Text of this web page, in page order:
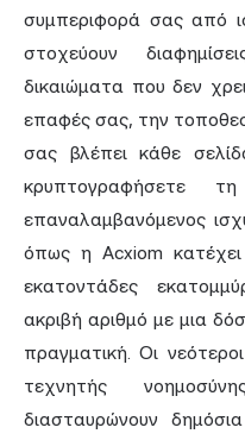
συμπεριφορά σας από
στοχεύουν
δικαιώματα που δεν
επαφές σας, την
σας βλέπει κάθε
κρυπτογραφήσετε
επαναλαμβανόμενος
όπως η Acxiom κατέχει
εκατοντάδες
ακριβή αριθμό με μια
πραγματική. Οι
τεχνητής
διασταυρώνουν